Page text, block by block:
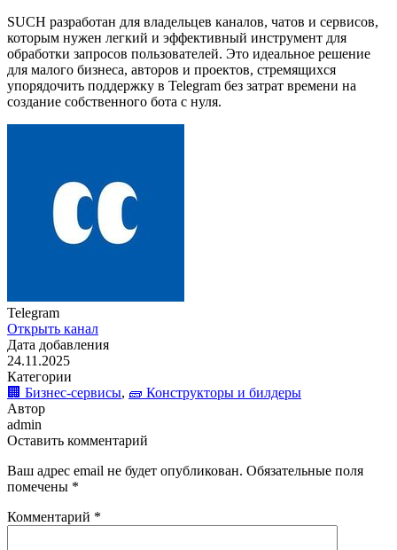
SUCH разработан для владельцев каналов, чатов и сервисов,
которым нужен легкий и эффективный инструмент для
обработки запросов пользователей. Это идеальное решение
для малого бизнеса, авторов и проектов, стремящихся
упорядочить поддержку в Telegram без затрат времени на
создание собственного бота с нуля.
Telegram
Открыть канал
Дата добавления
24.11.2025
Категории
🏢 Бизнес-сервисы, 🧱 Конструкторы и билдеры
Автор
admin
Оставить комментарий
Ваш адрес email не будет опубликован. Обязательные поля
помечены *
Комментарий *